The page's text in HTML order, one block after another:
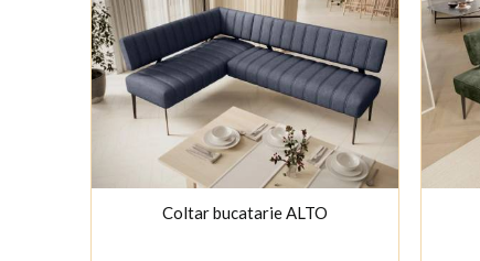
Coltar bucatarie ALTO